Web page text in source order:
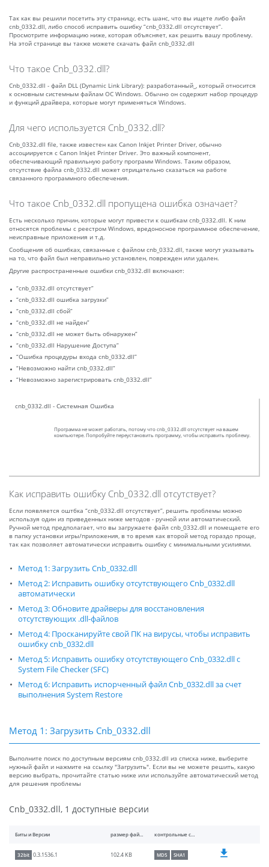
Так как вы решили посетить эту страницу, есть шанс, что вы ищете либо файл
cnb_0332.dll, либо способ исправить ошибку “cnb_0332.dll отсутствует”.
Просмотрите информацию ниже, которая объясняет, как решить вашу проблему.
На этой странице вы также можете скачать файл cnb_0332.dll
Что такое Cnb_0332.dll?
Cnb_0332.dll - файл DLL (Dynamic Link Library): разработанный_, который относится
к основным системным файлам ОС Windows. Обычно он содержит набор процедур
и функций драйвера, которые могут применяться Windows.
Для чего используется Cnb_0332.dll?
Cnb_0332.dll file, также известен как Canon Inkjet Printer Driver, обычно
ассоциируется с Canon Inkjet Printer Driver. Это важный компонент,
обеспечивающий правильную работу программ Windows. Таким образом,
отсутствие файла cnb_0332.dll может отрицательно сказаться на работе
связанного программного обеспечения.
Что такое Cnb_0332.dll пропущена ошибка означает?
Есть несколько причин, которые могут привести к ошибкам cnb_0332.dll. К ним
относятся проблемы с реестром Windows, вредоносное программное обеспечение,
неисправные приложения и т.д.
Сообщения об ошибках, связанные с файлом cnb_0332.dll, также могут указывать
на то, что файл был неправильно установлен, поврежден или удален.
Другие распространенные ошибки cnb_0332.dll включают:
“cnb_0332.dll отсутствует”
“cnb_0332.dll ошибка загрузки”
“cnb_0332.dll сбой”
“cnb_0332.dll не найден”
“cnb_0332.dll не может быть обнаружен”
“cnb_0332.dll Нарушение Доступа”
“Ошибка процедуры входа cnb_0332.dll”
“Невозможно найти cnb_0332.dll”
“Невозможно зарегистрировать cnb_0332.dll”
cnb_0332.dll - Системная Ошибка
Программа не может работать, потому что cnb_0332.dll отсутствует на вашем
компьютере. Попробуйте переустановить программу, чтобы исправить проблему.
Как исправить ошибку Cnb_0332.dll отсутствует?
Если появляется оштбка “cnb_0332.dll отсутствует”, решить проблемы можно
используя один из приведенных ниже методов - ручной или автоматический.
Ручной метод предполагает, что вы загружаете файл cnb_0332.dll и помещаете его
в папку установки игры/приложения, в то время как второй метод гораздо проще,
так как позволяет автоматически исправить ошибку с минимальными усилиями.
Метод 1: Загрузить Cnb_0332.dll
Метод 2: Исправить ошибку отсутствующего Cnb_0332.dll
автоматически
Метод 3: Обновите драйверы для восстановления
отсутствующих .dll-файлов
Метод 4: Просканируйте свой ПК на вирусы, чтобы исправить
ошибку cnb_0332.dll
Метод 5: Исправить ошибку отсутствующего Cnb_0332.dll с
System File Checker (SFC)
Метод 6: Исправить испорченный файл Cnb_0332.dll за счет
выполнения System Restore
Метод 1: Загрузить Cnb_0332.dll
Выполните поиск по доступным версиям cnb_0332.dll из списка ниже, выберите
нужный файл и нажмите на ссылку "Загрузить". Если вы не можете решить, какую
версию выбрать, прочитайте статью ниже или используйте автоматический метод
для решения проблемы
Cnb_0332.dll, 1 доступные версии
Биты и Версии размер файлы контрольные суммы
32bit 0.3.1536.1 102.4 KB MD5 SHA1